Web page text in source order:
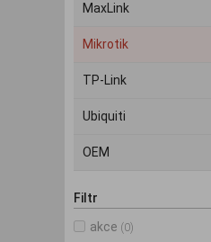
MaxLink
Mikrotik
TP-Link
Ubiquiti
OEM
Filtr
akce (0)